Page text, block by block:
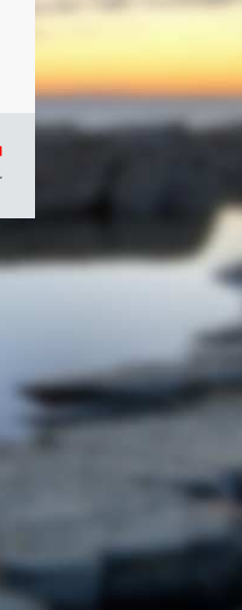
/
Symbole
gouvernement